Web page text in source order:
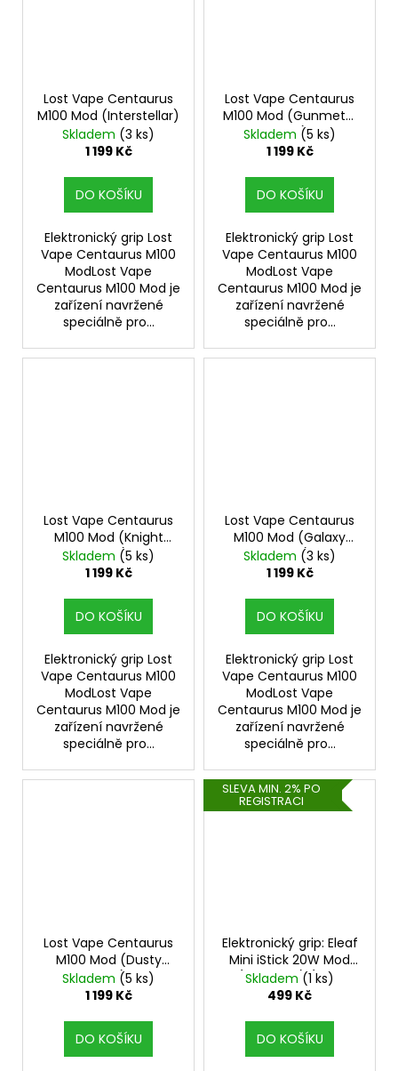
Lost Vape Centaurus
M100 Mod (Interstellar)
Skladem (3 ks)
1 199 Kč
DO KOŠÍKU
Elektronický grip Lost
Vape Centaurus M100
ModLost Vape
Centaurus M100 Mod je
zařízení navržené
speciálně pro...
Lost Vape Centaurus
M100 Mod (Gunmetal
Gray)
Skladem (5 ks)
1 199 Kč
DO KOŠÍKU
Elektronický grip Lost
Vape Centaurus M100
ModLost Vape
Centaurus M100 Mod je
zařízení navržené
speciálně pro...
Lost Vape Centaurus
M100 Mod (Knight
Black)
Skladem (5 ks)
1 199 Kč
DO KOŠÍKU
Elektronický grip Lost
Vape Centaurus M100
ModLost Vape
Centaurus M100 Mod je
zařízení navržené
speciálně pro...
Lost Vape Centaurus
M100 Mod (Galaxy
Beige)
Skladem (3 ks)
1 199 Kč
DO KOŠÍKU
Elektronický grip Lost
Vape Centaurus M100
ModLost Vape
Centaurus M100 Mod je
zařízení navržené
speciálně pro...
Lost Vape Centaurus
M100 Mod (Dusty
Rose)
Skladem (5 ks)
1 199 Kč
DO KOŠÍKU
SLEVA MIN. 2% PO
REGISTRACI
Elektronický grip: Eleaf
Mini iStick 20W Mod
(1050mAh) (Dark
Grey)
Skladem (1 ks)
499 Kč
DO KOŠÍKU